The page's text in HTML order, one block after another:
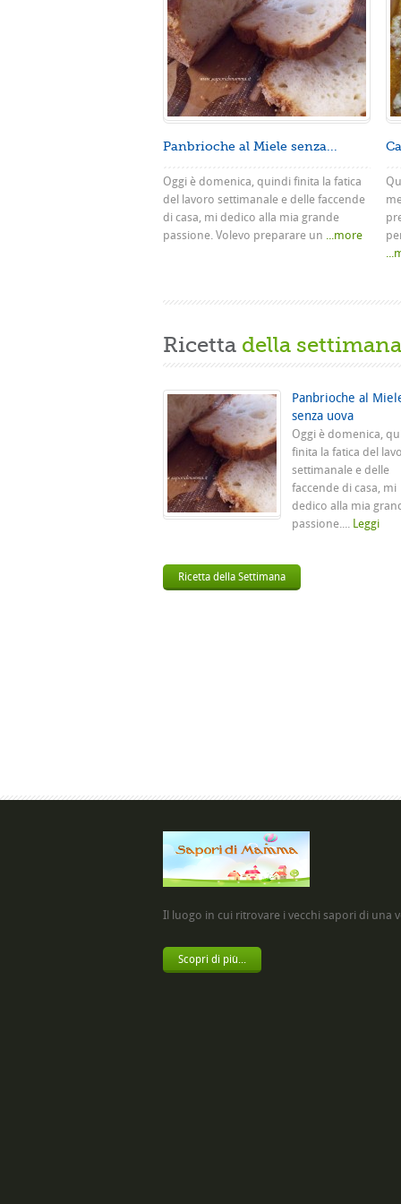
Panbrioche al Miele senza...
Oggi è domenica, quindi finita la fatica
del lavoro settimanale e delle faccende
di casa, mi dedico alla mia grande
passione. Volevo preparare un ...more
Ricetta della settimana
Panbrioche al
senza uova
Oggi è domenica,
finita la fatica del
settimanale e delle
faccende di casa, mi
dedico alla mia
passione.... Leggi
Ricetta della Settimana
Il luogo in cui ritrovare i vecchi sapori di una
Scopri di più...